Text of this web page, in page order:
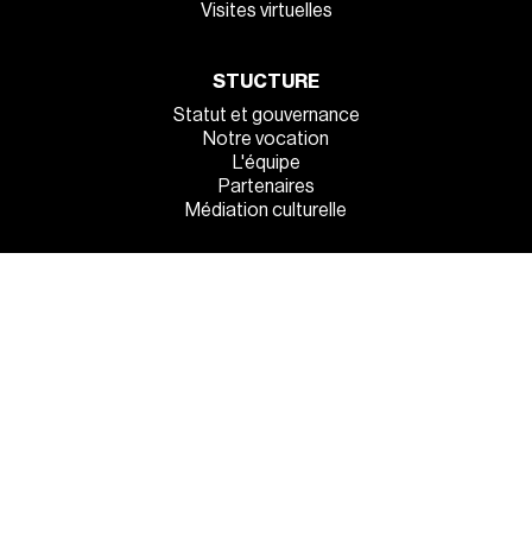
Visites virtuelles
STUCTURE
Statut et gouvernance
Notre vocation
L'équipe
Partenaires
Médiation culturelle